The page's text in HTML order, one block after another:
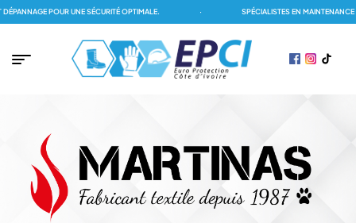
POUR UNE SÉCURITÉ OPTIMALE. SPÉCIALISTES EN MAINTENANCE